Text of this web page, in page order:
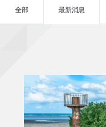
全部 最新消息